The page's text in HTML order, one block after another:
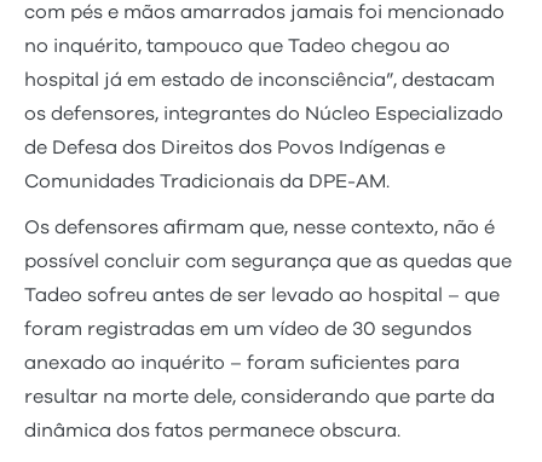
com pés e mãos amarrados jamais foi mencionado
no inquérito, tampouco que Tadeo chegou ao
hospital já em estado de inconsciência”, destacam
os defensores, integrantes do Núcleo Especializado
de Defesa dos Direitos dos Povos Indígenas e
Comunidades Tradicionais da DPE-AM.
Os defensores afirmam que, nesse contexto, não é
possível concluir com segurança que as quedas que
Tadeo sofreu antes de ser levado ao hospital – que
foram registradas em um vídeo de 30 segundos
anexado ao inquérito – foram suficientes para
resultar na morte dele, considerando que parte da
dinâmica dos fatos permanece obscura.